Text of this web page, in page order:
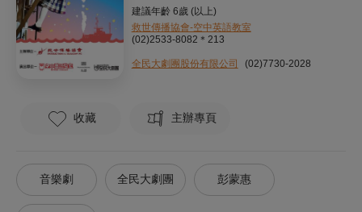
建議年齡 6歲 (以上)
救世傳播協會-空中英語教室
(02)2533-8082＊213
全民大劇團股份有限公司 (02)7730-2028
收藏 主辦專頁
音樂劇 全民大劇團 彭蒙惠